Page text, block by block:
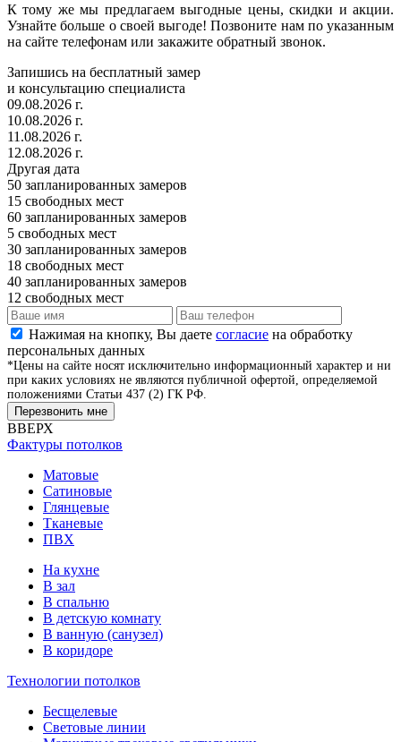
К тому же мы предлагаем выгодные цены, скидки и акции.
Узнайте больше о своей выгоде! Позвоните нам по указанным
на сайте телефонам или закажите обратный звонок.
Запишись на бесплатный замер
и консультацию специалиста
09.08.2026 г.
10.08.2026 г.
11.08.2026 г.
12.08.2026 г.
Другая дата
50 запланированных замеров
15 свободных мест
60 запланированных замеров
5 свободных мест
30 запланированных замеров
18 свободных мест
40 запланированных замеров
12 свободных мест
Нажимая на кнопку, Вы даете согласие на обработку
персональных данных
*Цены на сайте носят исключительно информационный характер и ни
при каких условиях не являются публичной офертой, определяемой
положениями Статьи 437 (2) ГК РФ.
Перезвонить мне
ВВЕРХ
Фактуры потолков
Матовые
Сатиновые
Глянцевые
Тканевые
ПВХ
На кухне
В зал
В спальню
В детскую комнату
В ванную (санузел)
В коридоре
Технологии потолков
Бесщелевые
Световые линии